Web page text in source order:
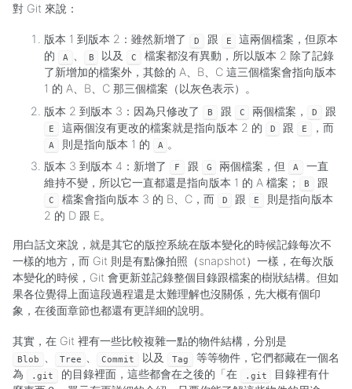
對 Git 來說：
版本 1 到版本 2：雖然新增了 D 跟 E
這兩個檔案，但原本
的
A B 以及 C
檔案都沒有異動，所以版本 2 除了記錄
了新增加的檔案外，其餘的 A、B、C 這三個檔案會指向版本
1 的 A、B、C 那三個檔案（以灰色表示）。
版本 2 到版本 3：因為只修改了
B 跟 C 兩個檔案， D 跟
E 這兩個沒有更改的檔案就是指向版本 2 的 D 跟 E ，而
A 則是指向版本 1 的 A
。
版本 3 到版本 4：新增了
F 跟 G 兩個檔案，但 A
一直
維持不變，所以它一直都還是指向版本 1 的 A 檔案；
B 跟
C 檔案會指向版本 3 的 B、C，而 D 跟 E
則是指向版本
2 的 D 跟 E。
用白話文來說，就是其它的版控系統在版本變化的時候記錄每次不
一樣的地方，而 Git 則是有點像拍照（snapshot）一樣，在每次版
本變化的時候，Git 會更新並記錄整個目錄跟檔案的樹狀結構。但如
果各位覺得上面這段過程還是太難理解也沒關係，先大概有個印
象，在後面章節也都還有更詳細的說明。
其實，在 Git 裡有一些比較複雜一點的物件結構，分別是
Blob 、 Tree 、 Commit 以及 Tag
等等物件，它們都藏在一個名
為
.git 的目錄裡面，這些都會在之後的「在 .git
目錄裡有什